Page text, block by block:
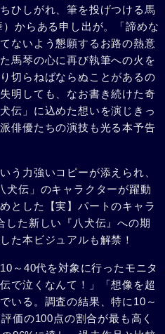
ひしがれ、筆を投げつける馬
からある申し出が。「諦めな
ないよう懇願するお路の熱意
馬琴の心に再び執筆への火を
切らねばならぬことがあるの
明しても、なお書き続けた奇
伝」に込めた想いを演じきっ
俳優たちの演技も光る本予告
う力強いコピーが添えられ、
犬伝」のキャラクターが躍動
とした【実】パートのキャラ
した新しい『八犬伝』への期
た本ビジュアルも解禁！
～40代を対象に行ったモニタ
で泣くなんて！」「想像を超
いる。調査の結果、特に10～
価の100点の割合が最も高く